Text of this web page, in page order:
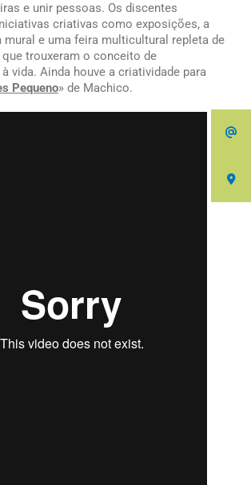
e unir pessoas. Os discentes
criativas como exposições, a
mural e uma feira multicultural repleta de
trouxeram o conceito de
vida. Ainda houve a criatividade para
Pequeno» de Machico.